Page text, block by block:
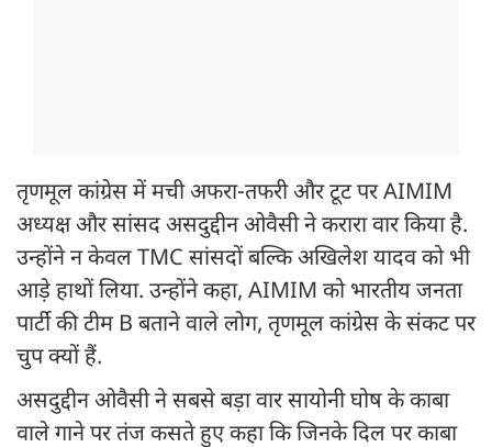
तृणमूल कांग्रेस में मची अफरा-तफरी और टूट पर AIMIM
अध्यक्ष और सांसद असदुद्दीन ओवैसी ने करारा वार किया है.
उन्होंने न केवल TMC सांसदों बल्कि अखिलेश यादव को भी
आड़े हाथों लिया. उन्होंने कहा, AIMIM को भारतीय जनता
पार्टी की टीम B बताने वाले लोग, तृणमूल कांग्रेस के संकट पर
चुप क्यों हैं.
असदुद्दीन ओवैसी ने सबसे बड़ा वार सायोनी घोष के काबा
वाले गाने पर तंज कसते हुए कहा कि जिनके दिल पर काबा